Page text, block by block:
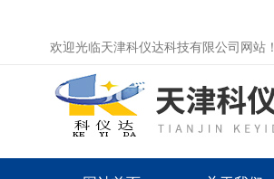
欢迎光临天津科仪达科技有限公司网站！